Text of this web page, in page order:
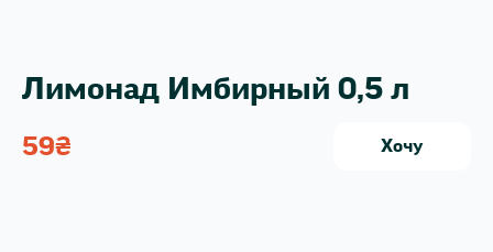
Лимонад Имбирный 0,5 л
59₴ Хочу